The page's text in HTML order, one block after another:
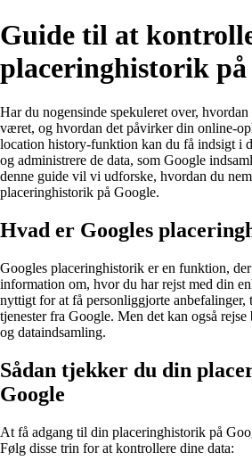
Guide til at
placeringhistorik på
Har du nogensinde spekuleret over,
været, og hvordan det påvirker din online-
location history-funktion kan du få indsigt i
og administrere de data, som Google
denne guide vil vi udforske, hvordan du
placeringhistorik på Google.
Hvad er Googles
Googles placeringhistorik er en funktion,
information om, hvor du har rejst med din
nyttigt for at få personliggjorte
tjenester fra Google. Men det kan også
og dataindsamling.
Sådan tjekker du din
Google
At få adgang til din placeringhistorik på
Følg disse trin for at kontrollere dine data: